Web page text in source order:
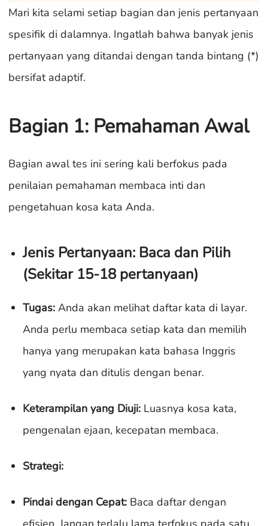
Mari kita selami setiap bagian dan jenis pertanyaan
spesifik di dalamnya. Ingatlah bahwa banyak jenis
pertanyaan yang ditandai dengan tanda bintang (*)
bersifat adaptif.
Bagian 1: Pemahaman Awal
Bagian awal tes ini sering kali berfokus pada
penilaian pemahaman membaca inti dan
pengetahuan kosa kata Anda.
Jenis Pertanyaan: Baca dan Pilih
(Sekitar 15-18 pertanyaan)
Tugas: Anda akan melihat daftar kata di layar.
Anda perlu membaca setiap kata dan memilih
hanya yang merupakan kata bahasa Inggris
yang nyata dan ditulis dengan benar.
Keterampilan yang Diuji: Luasnya kosa kata,
pengenalan ejaan, kecepatan membaca.
Strategi:
Pindai dengan Cepat: Baca daftar dengan